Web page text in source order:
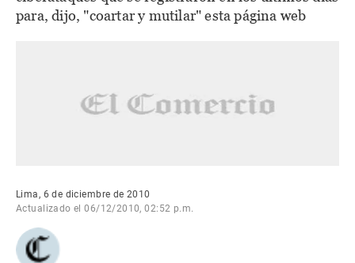
para, dijo, "coartar y mutilar" esta página web
Lima, 6 de diciembre de 2010
Actualizado el 06/12/2010, 02:52 p.m.